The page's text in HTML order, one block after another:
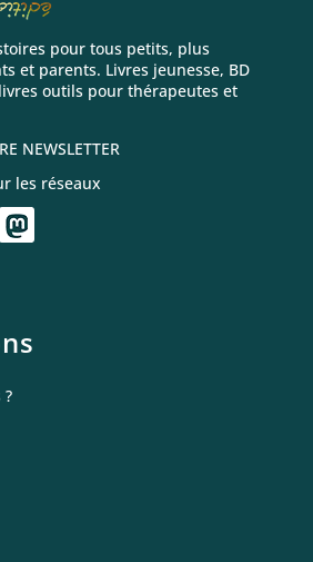
pour tous petits, plus
et parents. Livres jeunesse, BD
outils pour thérapeutes et
NEWSLETTER
les réseaux